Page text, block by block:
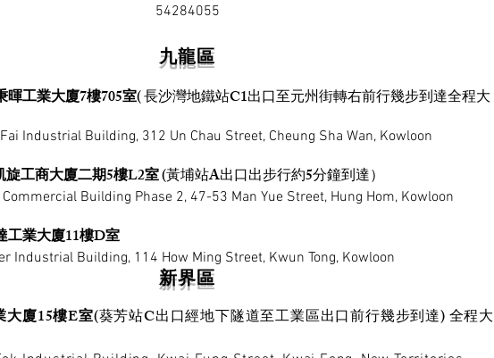
54284055
九龍區
暉工業大廈7樓705室( 長沙灣地鐵站C1出口至元州街轉右前行幾步到達全程大
Industrial Building, 312 Un Chau Street, Cheung Sha Wan, Kowloon
旋工商大廈二期5樓L2室​(黃埔站A出口出步行約5分鐘到達）
Building Phase 2, 47-53 Man Yue Street, Hung Hom, Kowloon
工業大廈11樓D室
Industrial Building, 114 How Ming Street, Kwun Tong, Kowloon
新界區
大廈15樓E室(葵芳站C出口經地下隧道至工業區出口前行幾步到達) 全程大